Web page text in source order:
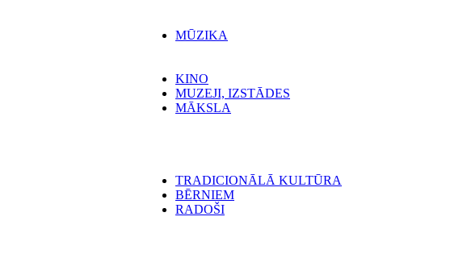
MŪZIKA
KINO
MUZEJI, IZSTĀDES
MĀKSLA
TRADICIONĀLĀ KULTŪRA
BĒRNIEM
RADOŠI